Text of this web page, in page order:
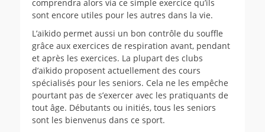
comprendra alors via ce simple exercice qu’ils
sont encore utiles pour les autres dans la vie.
L’aïkido permet aussi un bon contrôle du souffle
grâce aux exercices de respiration avant, pendant
et après les exercices. La plupart des clubs
d’aïkido proposent actuellement des cours
spécialisés pour les seniors. Cela ne les empêche
pourtant pas de s’exercer avec les pratiquants de
tout âge. Débutants ou initiés, tous les seniors
sont les bienvenus dans ce sport.